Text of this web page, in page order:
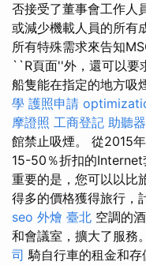
否接受了董事會工作人
或減少機載人員的所有
所有特殊需求來告知
``R頁面''外，還可以要
船隻能在指定的地方吸
學 護照申請
摩證照 工商登記 助聽
館禁止吸煙。 從2015
15-50％折扣的Internet
重要的是，您可以以比
得多的價格獲得旅行，
seo 外燴 臺北 空調的
和會議室，擴大了服務。
司 騎自行車的租金和存